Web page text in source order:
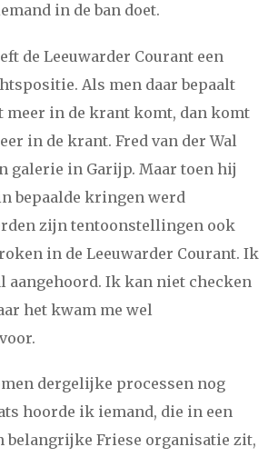
maart april mei juni juli
september oktober
juni juli augustus september oktober
december
in de ban doet.
de Leeuwarder Courant een
Als men daar bepaalt
meer in de krant komt, dan komt
in de krant. Fred van der Wal
galerie in Garijp. Maar toen hij
bepaalde kringen werd
zijn tentoonstellingen ook
in de Leeuwarder Courant. Ik
aangehoord. Ik kan niet checken
het kwam me wel
dergelijke processen nog
hoorde ik iemand, die in een
belangrijke Friese organisatie zit,